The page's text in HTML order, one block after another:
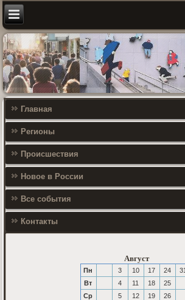
Главная
Регионы
Происшествия
Новое в России
Все события
Контакты
Август
Пн 3 10 17 24
31
Вт
4 11 18
25
Ср
5 12 19
26